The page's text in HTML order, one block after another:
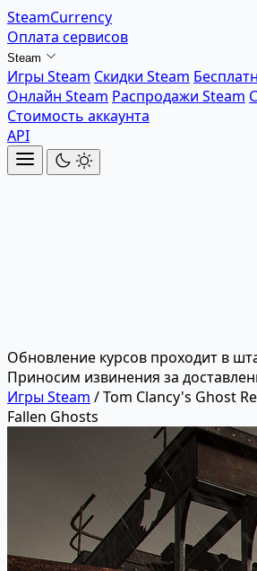
SteamCurrency
Оплата сервисов
Steam
Игры Steam Скидки Steam
Онлайн Steam Распродажи Steam
Стоимость аккаунта
API
Обновление курсов проходит в
Приносим извинения за
Игры Steam /Tom Clancy's Ghost
Fallen Ghosts